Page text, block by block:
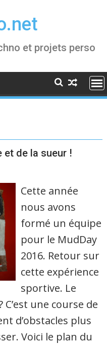
et projets perso
et de la sueur !
Cette année
nous avons
formé un équipe
pour le MudDay
2016. Retour sur
cette expérience
sportive. Le
C’est une course de
d’obstacles plus
Voici le plan du